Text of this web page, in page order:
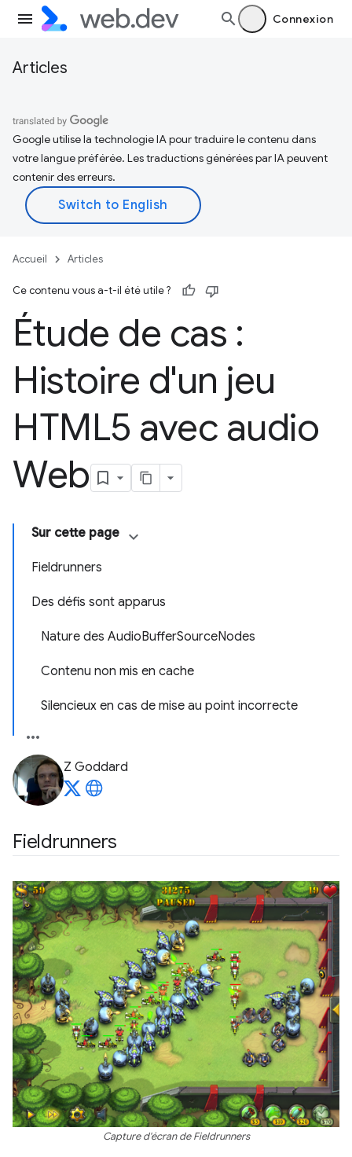
Connexion
Articles
Google utilise la technologie IA pour traduire le contenu dans
votre langue préférée. Les traductions générées par IA peuvent
contenir des erreurs.
Accueil Articles
Ce contenu vous a-t-il été utile ?
Étude de cas :
Histoire d'un jeu
HTML5 avec audio
Web
Sur cette page
Fieldrunners
Des défis sont apparus
Nature des AudioBufferSourceNodes
Contenu non mis en cache
Silencieux en cas de mise au point incorrecte
Z Goddard
Fieldrunners
Capture d'écran de Fieldrunners